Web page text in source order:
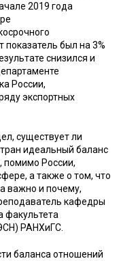
2019 года
показатель был на 3%
снизился и
России,
экспортных
существует ли
идеальный баланс
помимо России,
а также о том, что
важно и почему,
кафедры
факультета
РАНХиГС.
баланса отношений